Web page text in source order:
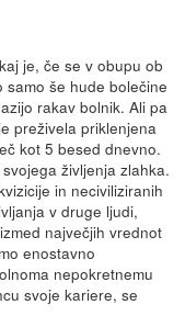
je, če se v obupu ob
še hude bolečine
rakav bolnik. Ali pa
preživela priklenjena
kot 5 besed dnevno.
življenja zlahka.
in neciviliziranih
v druge ljudi,
največjih vrednot
enostavno
nepokretnemu
svoje kariere, se